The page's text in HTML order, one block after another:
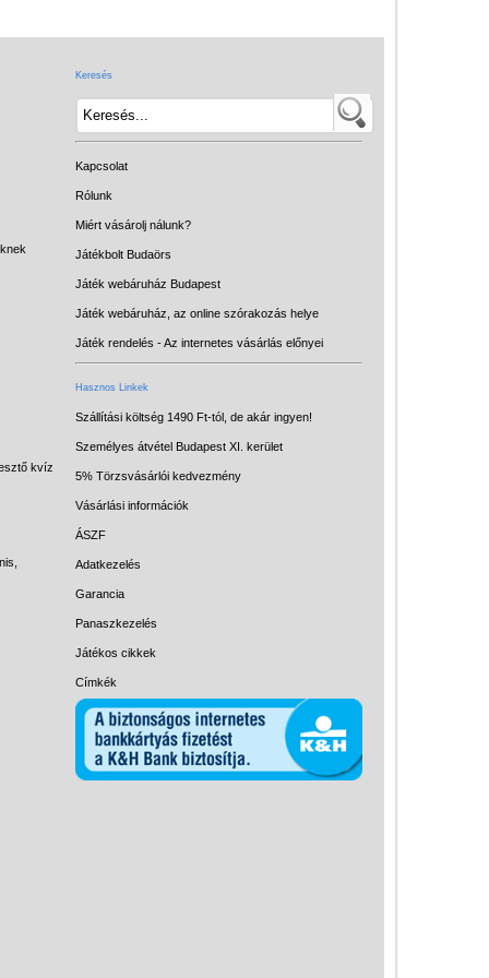
kvíz
Keresés
Kapcsolat
Rólunk
Miért vásárolj nálunk?
Játékbolt Budaörs
Játék webáruház Budapest
Játék webáruház, az online szórakozás helye
Játék rendelés - Az internetes vásárlás előnyei
Hasznos Linkek
Szállítási költség 1490 Ft-tól, de akár ingyen!
Személyes átvétel Budapest XI. kerület
5% Törzsvásárlói kedvezmény
Vásárlási információk
ÁSZF
Adatkezelés
Garancia
Panaszkezelés
Játékos cikkek
Címkék
Intelligens gyurma
Licenszes TOP
gyerekajándékok
LOGICO
LÜK
Papírszínház
Pixelhobby